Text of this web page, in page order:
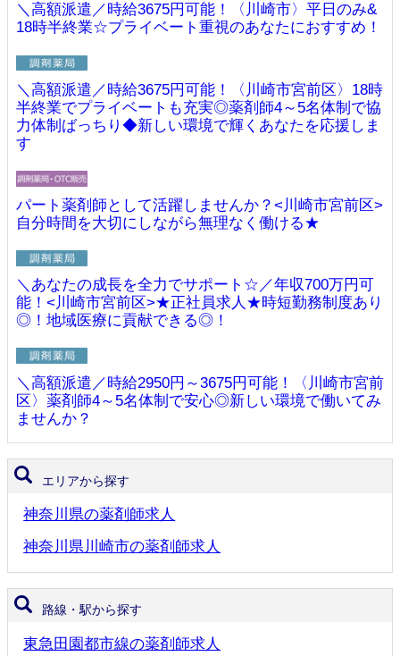
＼高額派遣／時給3675円可能！〈川崎市〉平日のみ&
18時半終業☆プライベート重視のあなたにおすすめ！
＼高額派遣／時給3675円可能！〈川崎市宮前区〉18時
半終業でプライベートも充実◎薬剤師4～5名体制で協
力体制ばっちり◆新しい環境で輝くあなたを応援しま
す
パート薬剤師として活躍しませんか？<川崎市宮前区>
自分時間を大切にしながら無理なく働ける★
＼あなたの成長を全力でサポート☆／年収700万円可
能！<川崎市宮前区>★正社員求人★時短勤務制度あり
◎！地域医療に貢献できる◎！
＼高額派遣／時給2950円～3675円可能！〈川崎市宮前
区〉薬剤師4～5名体制で安心◎新しい環境で働いてみ
ませんか？
エリアから探す
神奈川県の薬剤師求人
神奈川県川崎市の薬剤師求人
路線・駅から探す
東急田園都市線の薬剤師求人